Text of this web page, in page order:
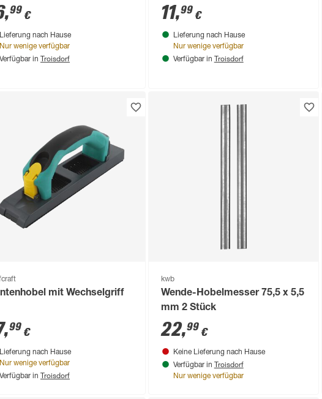
,99 €
Lieferung nach Hause
Nur wenige verfügbar
Verfügbar in Troisdorf
11,99€
Lieferung nach Hause
Nur wenige verfügbar
Verfügbar in Troisdorf
mit Wechselgriff
,99 €
Lieferung nach Hause
Nur wenige verfügbar
Verfügbar in Troisdorf
kwb
Wende-Hobelmesser 75,5 x 5,5
mm 2 Stück
22,99€
Keine Lieferung nach Hause
Verfügbar in Troisdorf
Nur wenige verfügbar